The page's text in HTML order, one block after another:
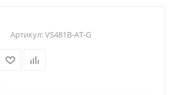
Артикул:VS481B-AT-G